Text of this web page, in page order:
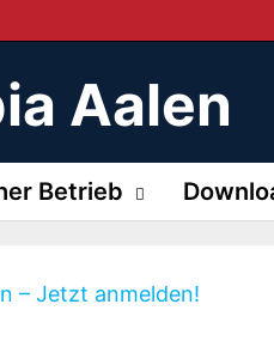
Aalen
Betrieb